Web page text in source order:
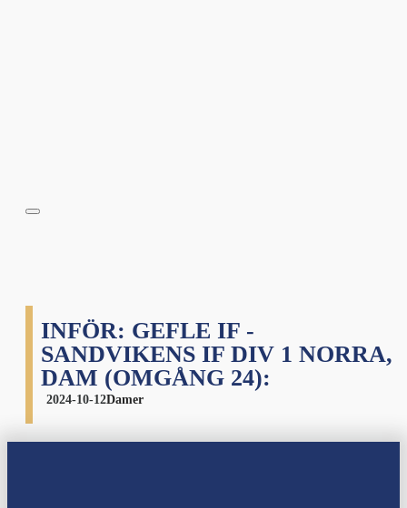
INFÖR: GEFLE IF -
SANDVIKENS IF DIV 1 NORRA,
DAM (OMGÅNG 24):
2024-10-12Damer